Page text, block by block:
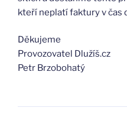
kteří neplatí faktury v čas
Děkujeme
Provozovatel Dlužíš.cz
Petr Brzobohatý